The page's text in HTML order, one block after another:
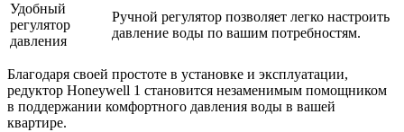
Удобный
регулятор
давления
Ручной регулятор позволяет легко настроить
давление воды по вашим потребностям.
Благодаря своей простоте в установке и эксплуатации,
редуктор Honeywell 1 становится незаменимым помощником
в поддержании комфортного давления воды в вашей
квартире.